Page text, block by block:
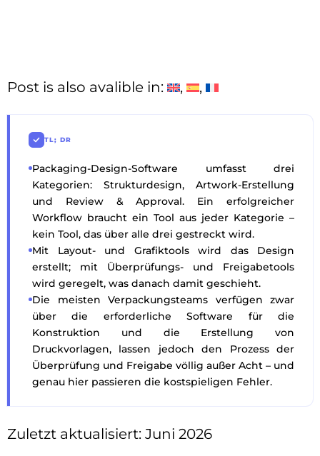
Post is also avalible in:
TL; DR
Packaging-Design-Software umfasst drei
Kategorien: Strukturdesign, Artwork-Erstellung
und Review & Approval. Ein erfolgreicher
Workflow braucht ein Tool aus jeder Kategorie –
kein Tool, das über alle drei gestreckt wird.
Mit Layout- und Grafiktools wird das Design
erstellt; mit Überprüfungs- und Freigabetools
wird geregelt, was danach damit geschieht.
Die meisten Verpackungsteams verfügen zwar
über die erforderliche Software für die
Konstruktion und die Erstellung von
Druckvorlagen, lassen jedoch den Prozess der
Überprüfung und Freigabe völlig außer Acht – und
genau hier passieren die kostspieligen Fehler.
Zuletzt aktualisiert: Juni 2026